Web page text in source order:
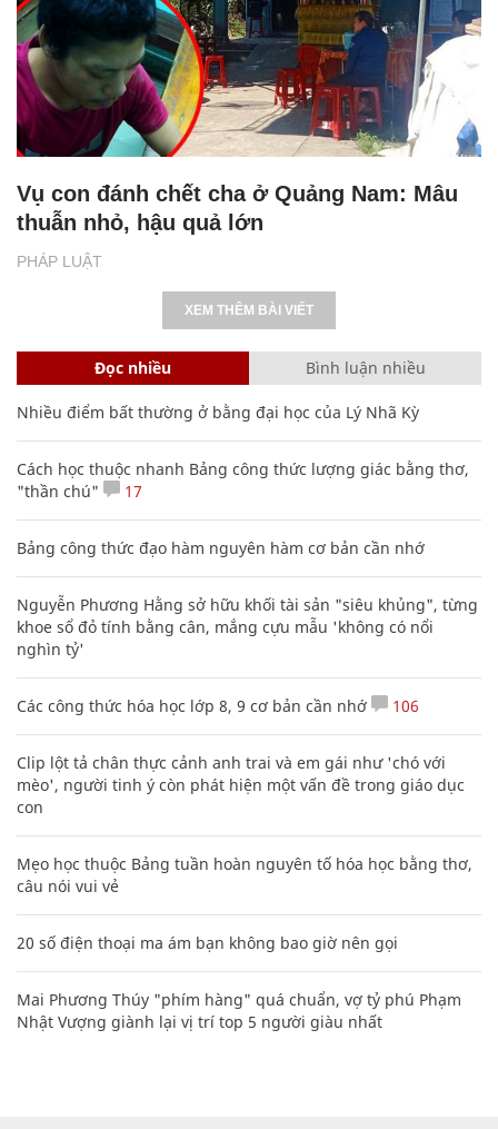
PHÁP LUẬT
Vụ con đánh chết cha ở Quảng Nam: Mâu
thuẫn nhỏ, hậu quả lớn
XEM THÊM BÀI VIẾT
Đọc nhiều Bình luận nhiều
Nhiều điểm bất thường ở bằng đại học của Lý Nhã Kỳ
Cách học thuộc nhanh Bảng công thức lượng giác bằng thơ,
"thần chú"
17
Bảng công thức đạo hàm nguyên hàm cơ bản cần nhớ
Nguyễn Phương Hằng sở hữu khối tài sản "siêu khủng", từng
khoe sổ đỏ tính bằng cân, mắng cựu mẫu 'không có nổi
nghìn tỷ'
Các công thức hóa học lớp 8, 9 cơ bản cần nhớ 106
Clip lột tả chân thực cảnh anh trai và em gái như 'chó với
mèo', người tinh ý còn phát hiện một vấn đề trong giáo dục
con
Mẹo học thuộc Bảng tuần hoàn nguyên tố hóa học bằng thơ,
câu nói vui vẻ
20 số điện thoại ma ám bạn không bao giờ nên gọi
Mai Phương Thúy "phím hàng" quá chuẩn, vợ tỷ phú Phạm
Nhật Vượng giành lại vị trí top 5 người giàu nhất